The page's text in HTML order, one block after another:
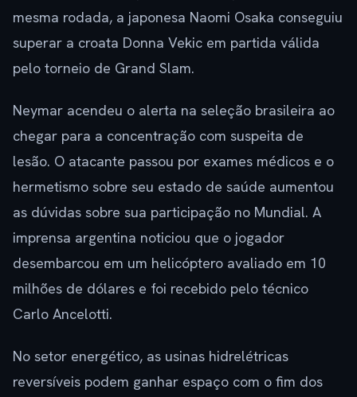
mesma rodada, a japonesa Naomi Osaka conseguiu
superar a croata Donna Vekic em partida válida
pelo torneio de Grand Slam.
Neymar acendeu o alerta na seleção brasileira ao
chegar para a concentração com suspeita de
lesão. O atacante passou por exames médicos e o
hermetismo sobre seu estado de saúde aumentou
as dúvidas sobre sua participação no Mundial. A
imprensa argentina noticiou que o jogador
desembarcou em um helicóptero avaliado em 10
milhões de dólares e foi recebido pelo técnico
Carlo Ancelotti.
No setor energético, as usinas hidrelétricas
reversíveis podem ganhar espaço com o fim dos